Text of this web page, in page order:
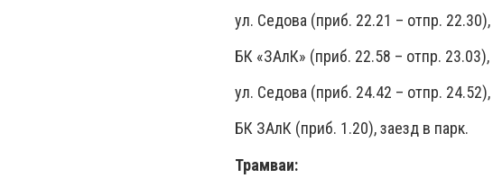
ул. Седова (приб. 22.21 – отпр.
БК «ЗАлК» (приб. 22.58 – отпр.
ул. Седова (приб. 24.42 – отпр.
БК ЗАлК (приб. 1.20), заезд в парк.
Трамваи: